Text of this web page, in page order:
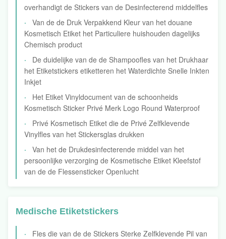
overhandigt de Stickers van de Desinfecterend middelfles
Van de de Druk Verpakkend Kleur van het douane
Kosmetisch Etiket het Particuliere huishouden dagelijks
Chemisch product
De duidelijke van de de Shampoofles van het Drukhaar
het Etiketstickers etiketteren het Waterdichte Snelle Inkten
Inkjet
Het Etiket Vinyldocument van de schoonheids
Kosmetisch Sticker Privé Merk Logo Round Waterproof
Privé Kosmetisch Etiket die de Privé Zelfklevende
Vinylfles van het Stickersglas drukken
Van het de Drukdesinfecterende middel van het
persoonlijke verzorging de Kosmetische Etiket Kleefstof
van de de Flessensticker Openlucht
Medische Etiketstickers
Fles die van de de Stickers Sterke Zelfklevende Pil van